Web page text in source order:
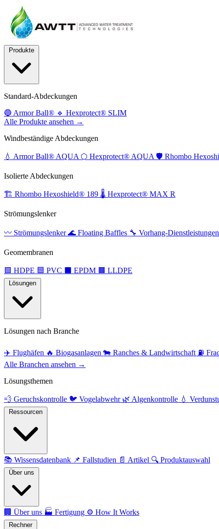
Standard-Abdeckungen
🔵 Armor Ball® 🔹 Hexprotect® SLIM
Alle Produkte ansehen →
Windbeständige Abdeckungen
💧 Armor Ball® AQUA ⬡ Hexprotect® AQUA 🛡️ Rhombo
Isolierte Abdeckungen
🏗️ Rhombo Hexoshield® 189 🌡️ Hexprotect® MAX R
Strömungslenker
〰️ Strömungslenker🌊 Floating Baffles 🔧 Vorhang-
Geomembranen
🟩 HDPE 🟦 PVC EPDM 🟫 LLDPE
Lösungen nach Branche
✈️ Flughäfen 🔥 Biogasanlagen 🐄 Ranches & Landwirtschaft ⛽
Alle Branchen ansehen →
Lösungsthemen
💨 Geruchskontrolle 🐦 Vogelabwehr 🌿 Algenkontrolle 💧
📚 Wissensdatenbank 📌 Fallstudien 📄 Artikel 🔍 Produktauswahl
🏢 Über uns 🏭 Fertigung ⚙️ How It Works
Rechner